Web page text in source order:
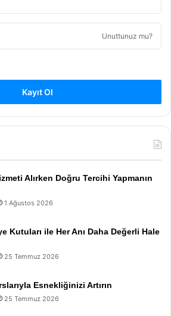
Unuttunuz mu?
Kayıt Ol
Alırken Doğru Tercihi Yapmanın
1 Ağustos 2026
Kutuları ile Her Anı Daha Değerli Hale
25 Temmuz 2026
Esnekliğinizi Artırın
25 Temmuz 2026